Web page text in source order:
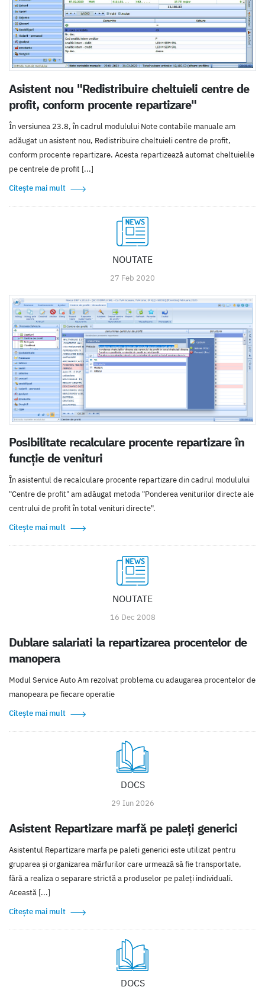
Asistent nou "Redistribuire cheltuieli centre de
profit, conform procente repartizare"
În versiunea 23.8, în cadrul modulului Note contabile manuale am
adăugat un asistent nou, Redistribuire cheltuieli centre de profit,
conform procente repartizare. Acesta repartizează automat cheltuielile
pe centrele de profit [...]
Citește mai mult
NOUTATE
27 Feb 2020
Posibilitate recalculare procente repartizare în
funcție de venituri
În asistentul de recalculare procente repartizare din cadrul modulului
"Centre de profit" am adăugat metoda "Ponderea veniturilor directe ale
centrului de profit în total venituri directe".
Citește mai mult
NOUTATE
16 Dec 2008
Dublare salariati la repartizarea procentelor de
manopera
Modul Service Auto Am rezolvat problema cu adaugarea procentelor de
manopeara pe fiecare operatie
Citește mai mult
DOCS
29 Iun 2026
Asistent Repartizare marfă pe paleți generici
Asistentul Repartizare marfa pe paleti generici este utilizat pentru
gruparea și organizarea mărfurilor care urmează să fie transportate,
fără a realiza o separare strictă a produselor pe paleți individuali.
Această [...]
Citește mai mult
DOCS